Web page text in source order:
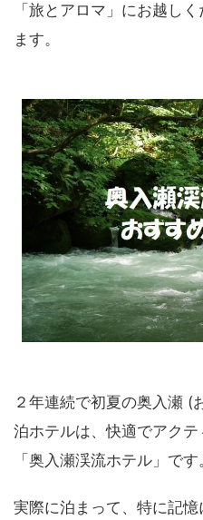
「旅とアロマ」にお越し
ます。
２年連続で初夏の奥入瀬 (
泊ホテルは、快適でアク
「奥入瀬渓流ホテル」です
実際に泊まって、特に記